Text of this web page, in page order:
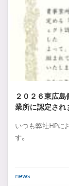
２０２６東広
業所に認定され
いつも弊社HPに
す
news